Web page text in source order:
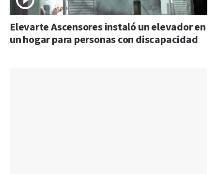
Elevarte Ascensores instaló un elevador en
un hogar para personas con discapacidad